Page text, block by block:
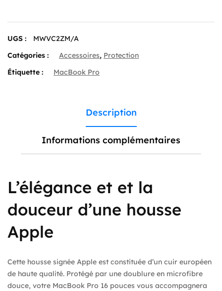
16-
MacBook
–
Midnight
Blue
UGS :
MWVC2ZM/A
Catégories :
Accessoires, Protection
Étiquette :
MacBook Pro
Description
Informations complémentaires
L’élégance et et la
douceur d’une housse
Apple
Cette housse signée Apple est constituée d’un cuir européen
de haute qualité. Protégé par une doublure en microfibre
douce, votre MacBook Pro 16 pouces vous accompagnera